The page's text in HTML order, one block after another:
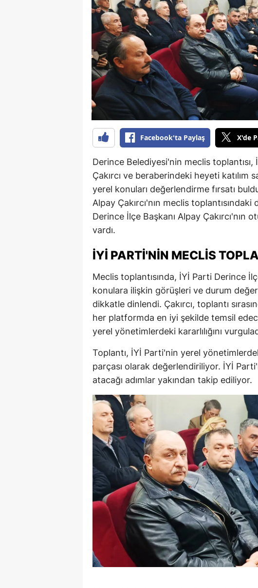
Bilecik
Bingöl
Bitlis
Bolu
Burdur
Çanakkale
Çankırı
Çorum
Denizli
Elazığ
Erzurum
Eskişehir
Gaziantep
Giresun
Gümüşhane
Hatay
Isparta
Mersin
İstanbul
İzmir
Kars
Kastamonu
Kayseri
Kırklareli
Facebook'ta Paylaş X'de
Derince Belediyesi'nin meclis
Çakırcı ve beraberindeki heyeti katılım
yerel konuları değerlendirme fırsatı
Alpay Çakırcı'nın meclis
Derince İlçe Başkanı Alpay Çakırcı'nın
vardı.
İYİ PARTI'NIN MECLIS
Meclis toplantısında, İYİ Parti Derince
konulara ilişkin görüşleri ve durum
dikkatle dinlendi. Çakırcı, toplantı
her platformda en iyi şekilde temsil
yerel yönetimlerdeki kararlılığını
Toplantı, İYİ Parti'nin yerel
parçası olarak değerlendiriliyor. İYİ
atacağı adımlar yakından takip ediliyor.